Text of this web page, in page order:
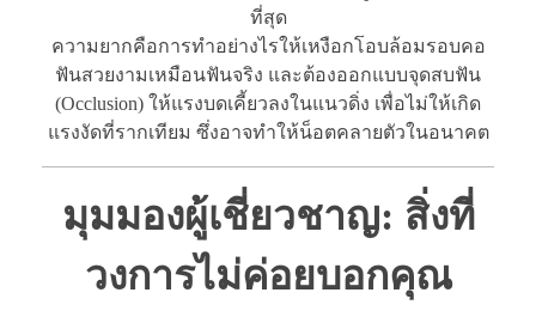
ที่สุด
ความยากคือการทำอย่างไรให้เหงือกโอบล้อมรอบคอ
ฟันสวยงามเหมือนฟันจริง และต้องออกแบบจุดสบฟัน
(Occlusion) ให้แรงบดเคี้ยวลงในแนวดิ่ง เพื่อไม่ให้เกิด
แรงงัดที่รากเทียม ซึ่งอาจทำให้น็อตคลายตัวในอนาคต
มุมมองผู้เชี่ยวชาญ: สิ่งที่
วงการไม่ค่อยบอกคุณ